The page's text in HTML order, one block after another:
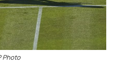
Photo